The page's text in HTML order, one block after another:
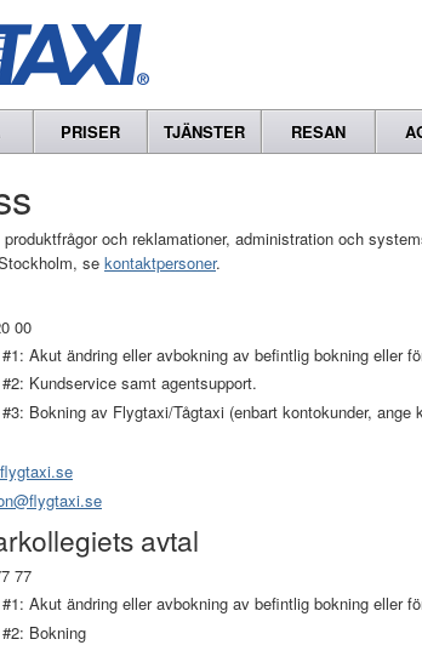
PRISER TJÄNSTER RESAN
och reklamationer, administration och
se kontaktpersoner.
00
Akut ändring eller avbokning av befintlig bokning eller
Kundservice samt agentsupport.
Bokning av Flygtaxi/Tågtaxi (enbart kontokunder, ange
avtal
77
Akut ändring eller avbokning av befintlig bokning eller
Bokning